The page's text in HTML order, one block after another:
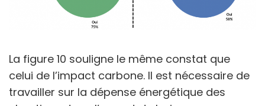
La figure 10 souligne le même constat que
celui de l’impact carbone. Il est nécessaire de
travailler sur la dépense énergétique des